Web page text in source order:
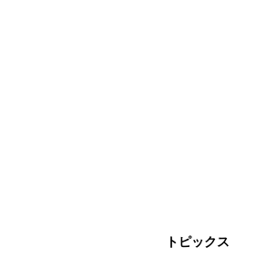
トピックス